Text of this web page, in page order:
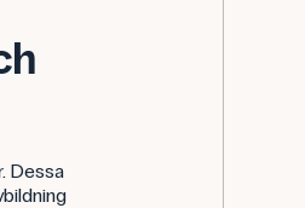
Dessa